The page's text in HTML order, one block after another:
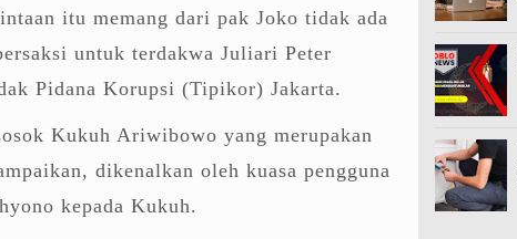
itu memang dari pak Joko tidak ada
untuk terdakwa Juliari Peter
Pidana Korupsi (Tipikor) Jakarta.
Kukuh Ariwibowo yang merupakan
dikenalkan oleh kuasa pengguna
kepada Kukuh.